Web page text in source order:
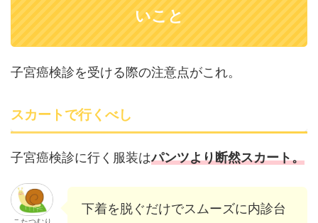
いこと
子宮癌検診を受ける際の注意点がこれ。
スカートで行くべし
子宮癌検診に行く服装はパンツより断然スカート。
下着を脱ぐだけでスムーズに内診台